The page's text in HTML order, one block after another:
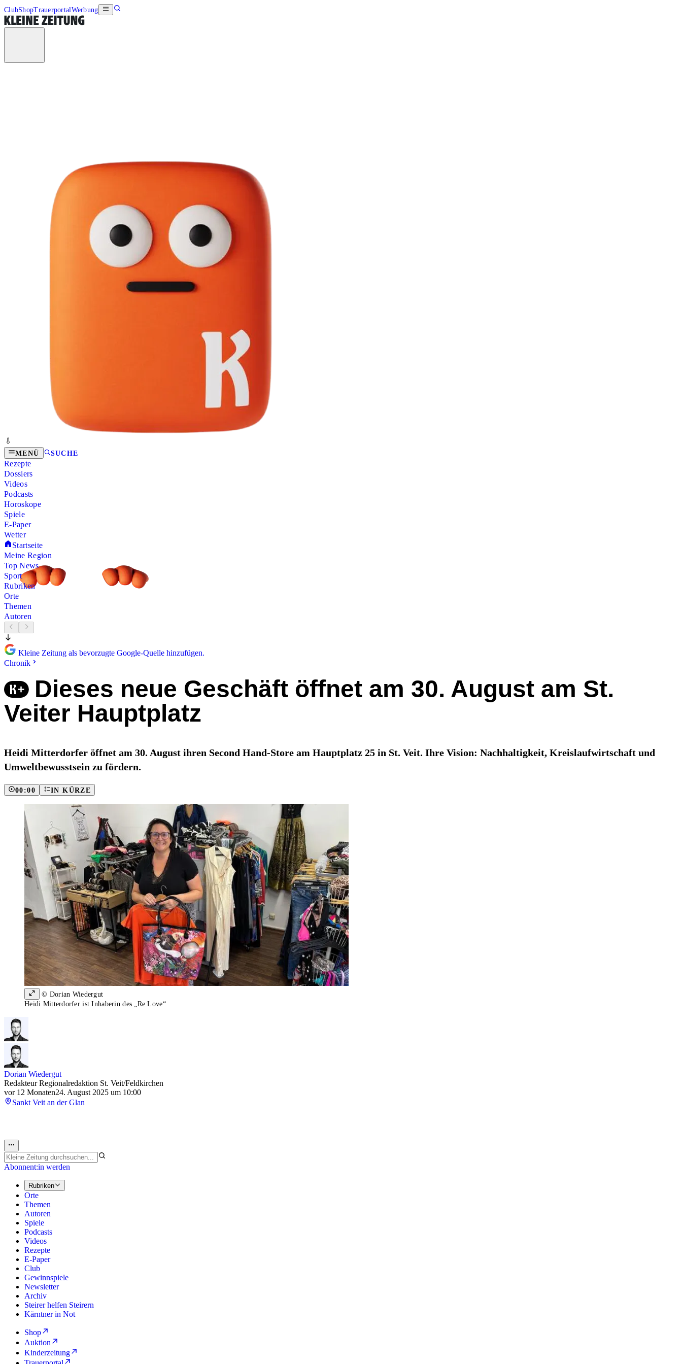
ClubShopTrauerportalWerbung
MENÜ SUCHE
Rezepte
Dossiers
Videos
Podcasts
Horoskope
Spiele
E-Paper
Wetter
Startseite
Meine Region
Top News
Sport
Rubriken
Orte
Themen
Autoren
Kleine Zeitung als bevorzugte Google-Quelle hinzufügen.
Chronik
Dieses neue Geschäft öffnet am 30. August am St.
Veiter Hauptplatz
Heidi Mitterdorfer öffnet am 30. August ihren Second Hand-Store am Hauptplatz 25 in St. Veit. Ihre Vision: Nachhaltigkeit, Kreislaufwirtschaft und
Umweltbewusstsein zu fördern.
00:00 IN KÜRZE
© Dorian Wiedergut
Heidi Mitterdorfer ist Inhaberin des „Re:Love“
Dorian Wiedergut
Redakteur Regionalredaktion St. Veit/Feldkirchen
vor 12 Monaten24. August 2025 um 10:00
Sankt Veit an der Glan
Abonnent:in werden
Rubriken
Orte
Themen
Autoren
Spiele
Podcasts
Videos
Rezepte
E-Paper
Club
Gewinnspiele
Newsletter
Archiv
Steirer helfen Steirern
Kärntner in Not
Shop
Auktion
Kinderzeitung